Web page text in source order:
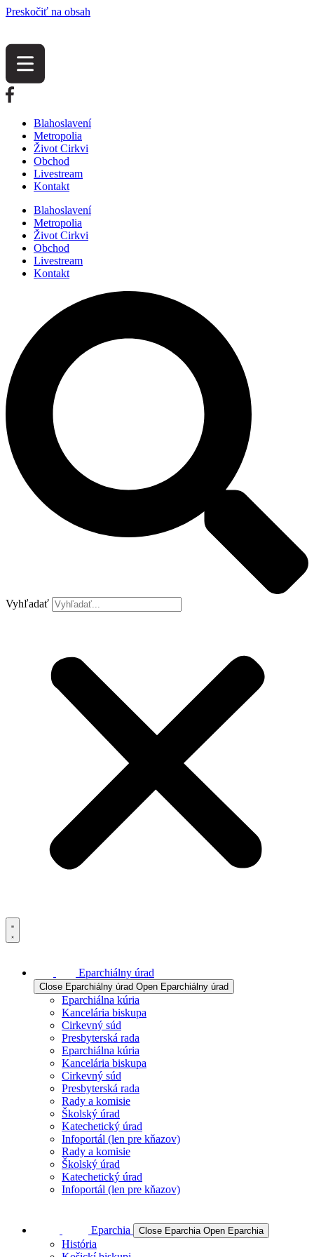
Preskočiť na obsah
Blahoslavení
Metropolia
Život Cirkvi
Obchod
Livestream
Kontakt
Blahoslavení
Metropolia
Život Cirkvi
Obchod
Livestream
Kontakt
Vyhľadať
Eparchiálny úrad
Close Eparchiálny úrad Open Eparchiálny úrad
Eparchiálna kúria
Kancelária biskupa
Cirkevný súd
Presbyterská rada
Eparchiálna kúria
Kancelária biskupa
Cirkevný súd
Presbyterská rada
Rady a komisie
Školský úrad
Katechetický úrad
Infoportál (len pre kňazov)
Rady a komisie
Školský úrad
Katechetický úrad
Infoportál (len pre kňazov)
Eparchia Close Eparchia Open Eparchia
História